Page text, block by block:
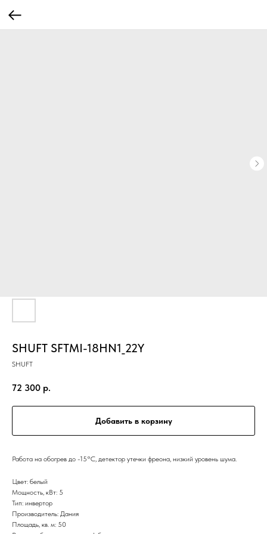
SHUFT SFTMI-18HN1_22Y
SHUFT
72 300 р.
Добавить в корзину
Работа на обогрев до -15°С, детектор утечки фреона, низкий уровень шума.
Цвет: белый
Мощность, кВт: 5
Тип: инвертор
Производитель: Дания
Площадь, кв. м: 50